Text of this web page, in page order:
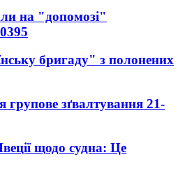
на "допомозі"
бригаду" з полонених
групове зґвалтування 21-
щодо судна: Це